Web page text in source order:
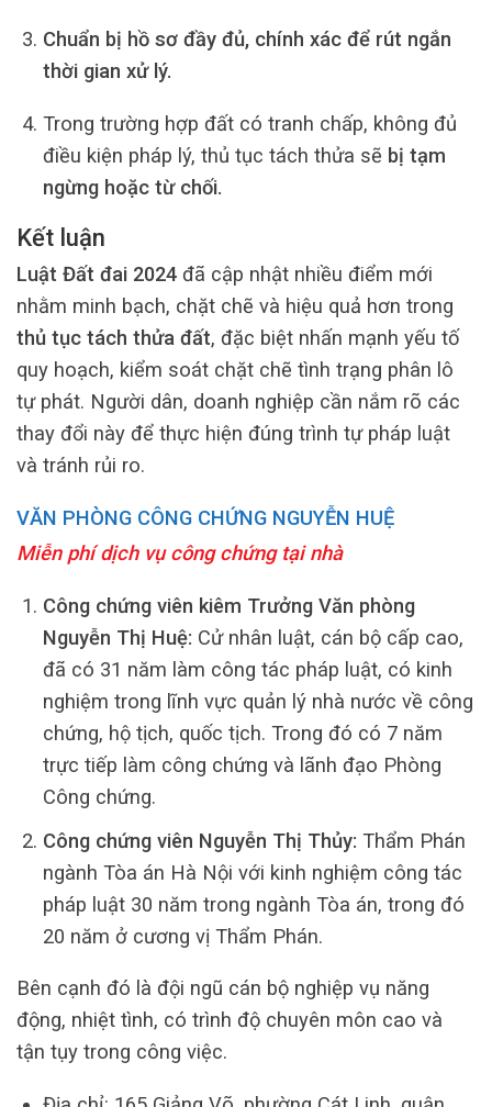
Chuẩn bị hồ sơ đầy đủ, chính xác để rút ngắn
thời gian xử lý.
Trong trường hợp đất có tranh chấp, không đủ
điều kiện pháp lý, thủ tục tách thửa sẽ bị tạm
ngừng hoặc từ chối.
Kết luận
Luật Đất đai 2024 đã cập nhật nhiều điểm mới
nhằm minh bạch, chặt chẽ và hiệu quả hơn trong
thủ tục tách thửa đất, đặc biệt nhấn mạnh yếu tố
quy hoạch, kiểm soát chặt chẽ tình trạng phân lô
tự phát. Người dân, doanh nghiệp cần nắm rõ các
thay đổi này để thực hiện đúng trình tự pháp luật
và tránh rủi ro.
VĂN PHÒNG CÔNG CHỨNG NGUYỄN HUỆ
Miễn phí dịch vụ công chứng tại nhà
Công chứng viên kiêm Trưởng Văn phòng
Nguyễn Thị Huệ: Cử nhân luật, cán bộ cấp cao,
đã có 31 năm làm công tác pháp luật, có kinh
nghiệm trong lĩnh vực quản lý nhà nước về công
chứng, hộ tịch, quốc tịch. Trong đó có 7 năm
trực tiếp làm công chứng và lãnh đạo Phòng
Công chứng.
Công chứng viên Nguyễn Thị Thủy: Thẩm Phán
ngành Tòa án Hà Nội với kinh nghiệm công tác
pháp luật 30 năm trong ngành Tòa án, trong đó
20 năm ở cương vị Thẩm Phán.
Bên cạnh đó là đội ngũ cán bộ nghiệp vụ năng
động, nhiệt tình, có trình độ chuyên môn cao và
tận tụy trong công việc.